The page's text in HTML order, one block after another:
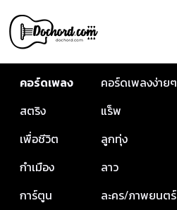
คอร์ดเพลง คอร์ดเพลงง่ายๆ
สตริง
แร็พ
เพื่อชีวิต
ลูกทุ่ง
กำเมือง
ลาว
การ์ตูน
ละคร/ภาพยนตร์